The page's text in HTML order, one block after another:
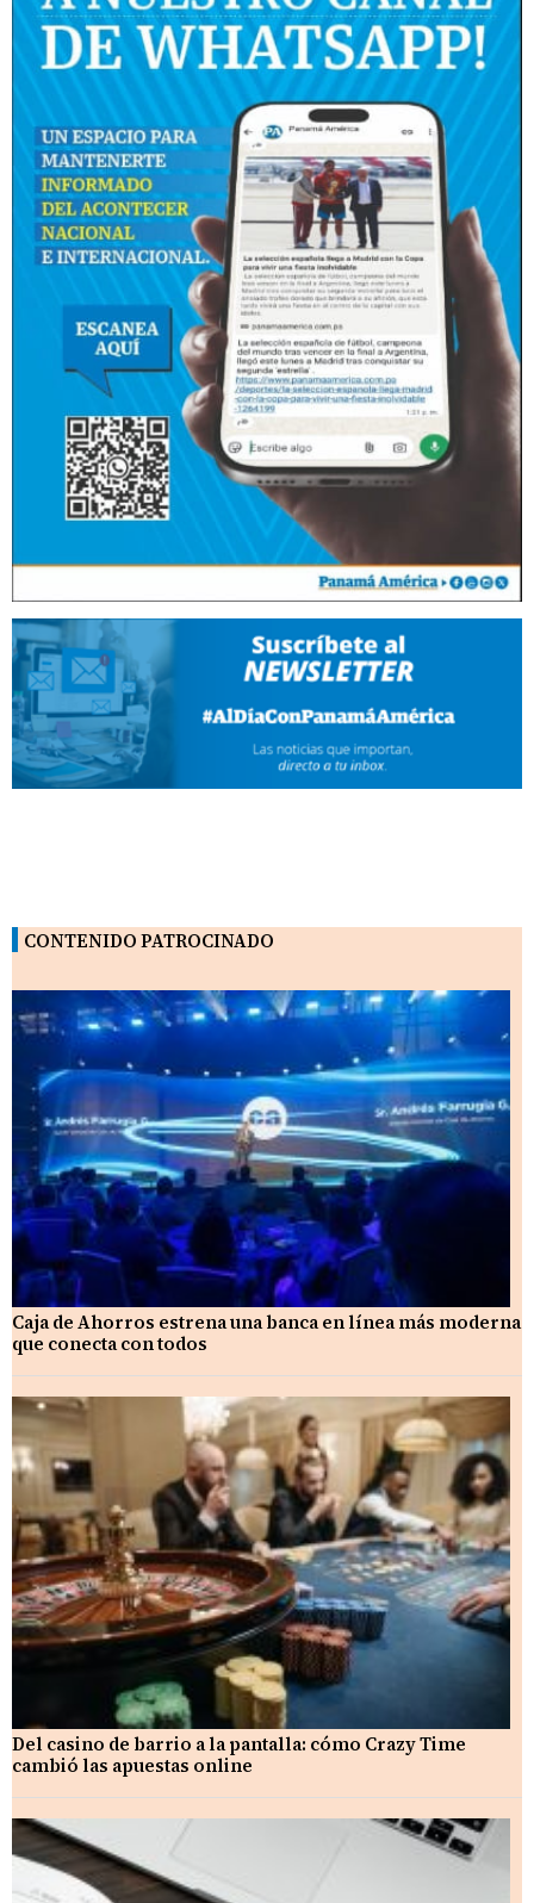
CONTENIDO PATROCINADO
Caja de Ahorros estrena una banca en línea más moderna
que conecta con todos
Del casino de barrio a la pantalla: cómo Crazy Time
cambió las apuestas online